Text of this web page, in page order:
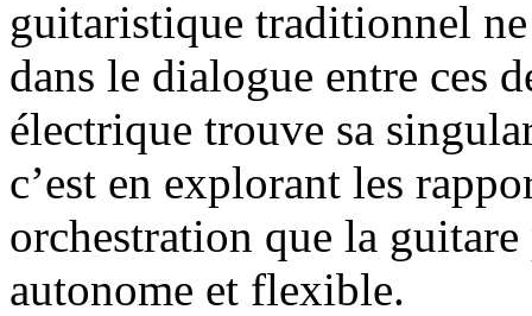
guitaristique traditionnel ne
dans le dialogue entre ces
électrique trouve sa
c’est en explorant les
orchestration que la
autonome et flexible.